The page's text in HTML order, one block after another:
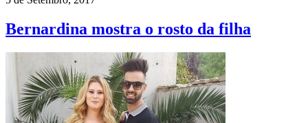
Bernardina mostra o rosto da filha